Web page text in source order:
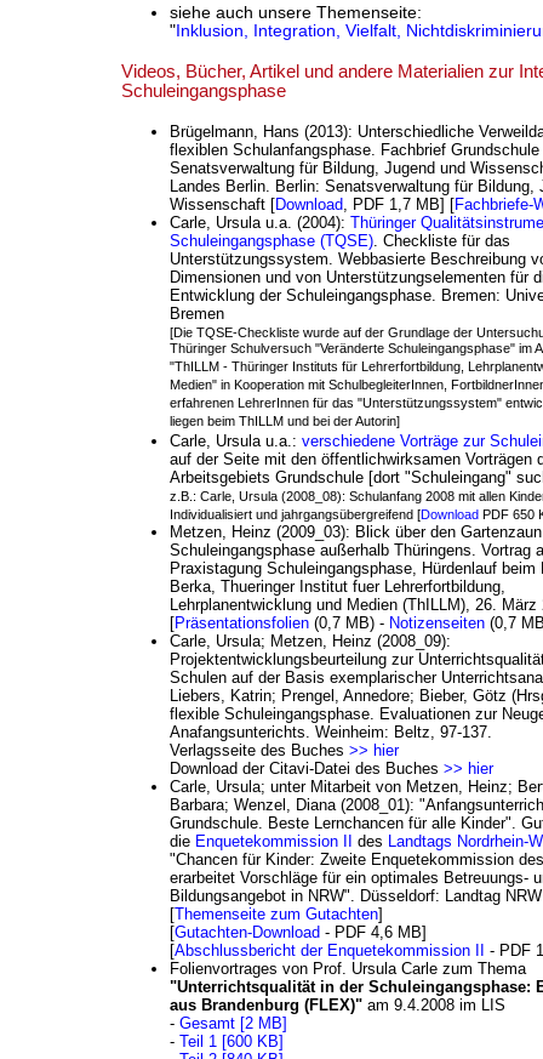
siehe auch unsere Themenseite:
"Inklusion, Integration, Vielfalt,
Videos, Bücher, Artikel und andere Materialien zur
Schuleingangsphase
Brügelmann, Hans (2013): Unterschiedliche
flexiblen Schulanfangsphase. Fachbrief Grundschule
Senatsverwaltung für Bildung, Jugend und
Landes Berlin. Berlin: Senatsverwaltung für Bildung,
Wissenschaft [Download , PDF 1,7 MB] [Fachbriefe-
Carle, Ursula u.a. (2004): Thüringer
Schuleingangsphase (TQSE) . Checkliste für das
Unterstützungssystem. Webbasierte Beschreibung
Dimensionen und von Unterstützungselementen für
Entwicklung der Schuleingangsphase. Bremen:
Bremen
[Die TQSE-Checkliste wurde auf der Grundlage der
Thüringer Schulversuch "Veränderte Schuleingangsphase" im
"ThILLM - Thüringer Instituts für Lehrerfortbildung,
Medien" in Kooperation mit SchulbegleiterInnen,
erfahrenen LehrerInnen für das "Unterstützungssystem"
liegen beim ThILLM und bei der Autorin]
Carle, Ursula u.a.: verschiedene Vorträge zur
auf der Seite mit den öffentlichwirksamen Vorträgen
Arbeitsgebiets Grundschule [dort "Schuleingang"
z.B.: Carle, Ursula (2008_08): Schulanfang 2008 mit allen
Individualisiert und jahrgangsübergreifend [Download PDF 650
Metzen, Heinz (2009_03): Blick über den
Schuleingangsphase außerhalb Thüringens. Vortrag
Praxistagung Schuleingangsphase, Hürdenlauf beim
Berka, Thueringer Institut fuer Lehrerfortbildung,
Lehrplanentwicklung und Medien (ThILLM), 26. März
[Präsentationsfolien (0,7 MB) - Notizenseiten (0,7
Carle, Ursula; Metzen, Heinz (2008_09):
Projektentwicklungsbeurteilung zur
Schulen auf der Basis exemplarischer
Liebers, Katrin; Prengel, Annedore; Bieber, Götz
flexible Schuleingangsphase. Evaluationen zur
Anafangsunterichts. Weinheim: Beltz, 97-137.
Verlagsseite des Buches >> hier
Download der Citavi-Datei des Buches >> hier
Carle, Ursula; unter Mitarbeit von Metzen, Heinz;
Barbara; Wenzel, Diana (2008_01):
Grundschule. Beste Lernchancen für alle Kinder".
die Enquetekommission II des Landtags Nordrhein-
"Chancen für Kinder: Zweite Enquetekommission
erarbeitet Vorschläge für ein optimales Betreuungs-
Bildungsangebot in NRW". Düsseldorf: Landtag NRW
[Themenseite zum Gutachten]
[Gutachten-Download - PDF 4,6 MB]
[Abschlussbericht der Enquetekommission II - PDF
Folienvortrages von Prof. Ursula Carle zum Thema
"Unterrichtsqualität in der Schuleingangsphase:
aus Brandenburg (FLEX)" am 9.4.2008 im LIS
- Gesamt [2 MB]
- Teil 1 [600 KB]